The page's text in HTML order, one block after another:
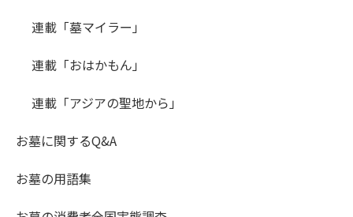
連載「墓マイラー」
連載「おはかもん」
連載「アジアの聖地から」
お墓に関するQ&A
お墓の用語集